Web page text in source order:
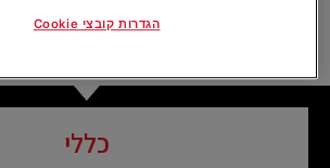
כללי
הגדרות קובצי Cookie